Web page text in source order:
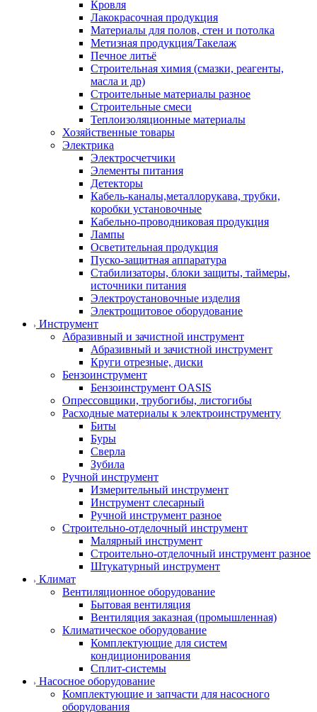
Кровля
Лакокрасочная продукция
Материалы для полов, стен и потолка
Метизная продукция/Такелаж
Печное литьё
Строительная химия (смазки, реагенты,
масла и др)
Строительные материалы разное
Строительные смеси
Теплоизоляционные материалы
Хозяйственные товары
Электрика
Электросчетчики
Элементы питания
Детекторы
Кабель-каналы,металлорукава, трубки,
коробки установочные
Кабельно-проводниковая продукция
Лампы
Осветительная продукция
Пуско-защитная аппаратура
Стабилизаторы, блоки защиты, таймеры,
источники питания
Электроустановочные изделия
Электрощитовое оборудование
Инструмент
Абразивный и зачистной инструмент
Абразивный и зачистной инструмент
Круги отрезные, диски
Бензоинструмент
Бензоинструмент OASIS
Опрессовщики, трубогибы, листогибы
Расходные материалы к электроинструменту
Биты
Буры
Сверла
Зубила
Ручной инструмент
Измерительный инструмент
Инструмент слесарный
Ручной инструмент разное
Строительно-отделочный инструмент
Малярный инструмент
Строительно-отделочный инструмент разное
Штукатурный инструмент
Климат
Вентиляционное оборудование
Бытовая вентиляция
Вентиляция заказная (промышленная)
Климатическое оборудование
Комплектующие для систем
кондиционирования
Сплит-системы
Насосное оборудование
Комплектующие и запчасти для насосного
оборудования